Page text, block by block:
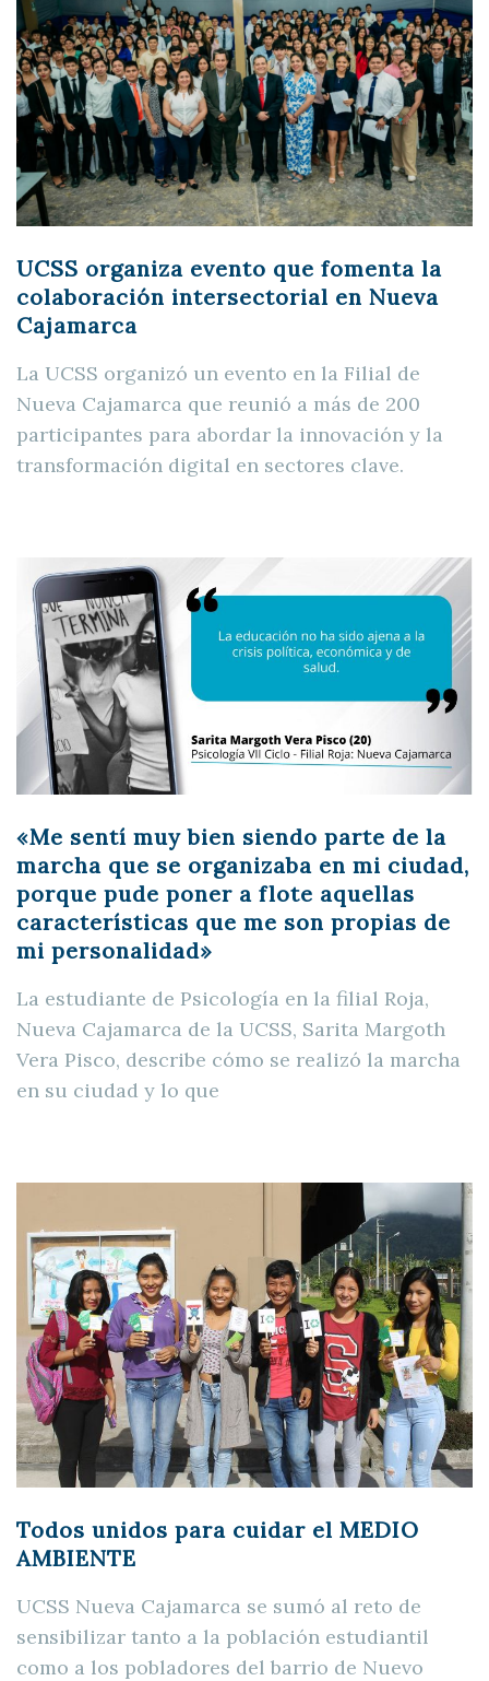
UCSS organiza evento que fomenta la
colaboración intersectorial en Nueva
Cajamarca
La UCSS organizó un evento en la Filial de
Nueva Cajamarca que reunió a más de 200
participantes para abordar la innovación y la
transformación digital en sectores clave.
«Me sentí muy bien siendo parte de la
marcha que se organizaba en mi ciudad,
porque pude poner a flote aquellas
características que me son propias de
mi personalidad»
La estudiante de Psicología en la filial Roja,
Nueva Cajamarca de la UCSS, Sarita Margoth
Vera Pisco, describe cómo se realizó la marcha
en su ciudad y lo que
Todos unidos para cuidar el MEDIO
AMBIENTE
UCSS Nueva Cajamarca se sumó al reto de
sensibilizar tanto a la población estudiantil
como a los pobladores del barrio de Nuevo